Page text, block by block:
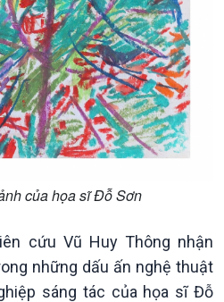
của họa sĩ Đỗ Sơn
cứu Vũ Huy Thông nhận
những dấu ấn nghệ thuật
sáng tác của họa sĩ Đỗ